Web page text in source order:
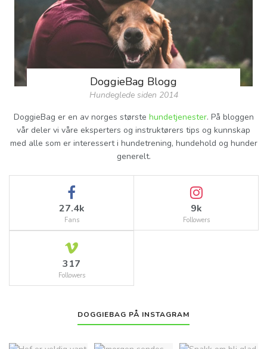
DoggieBag Blogg
Hundeglede siden 2014
DoggieBag er en av norges største hundetjenester. På bloggen
vår deler vi våre eksperters og instruktørers tips og kunnskap
med alle som er interessert i hundetrening, hundehold og hunder
generelt.
27.4k
Fans
9k
Followers
317
Followers
DOGGIEBAG PÅ INSTAGRAM